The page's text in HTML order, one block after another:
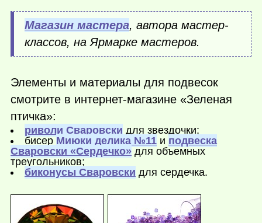
Магазин мастера, автора мастер-
классов, на Ярмарке мастеров.
Элементы и материалы для подвесок
смотрите в интернет-магазине «Зеленая
птичка»:
риволи Сваровски для звездочки;
бисерМиюки делика №11 и подвеска
Сваровски «Сердечко»для объемных
треугольников;
биконусы Сваровски для сердечка.